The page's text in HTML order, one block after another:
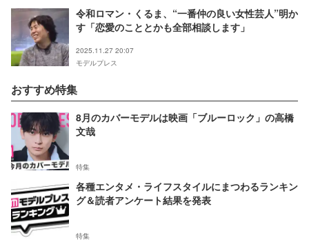
令和ロマン・くるま、“一番仲の良い女性芸人”明か
す「恋愛のこととかも全部相談します」
2025.11.27 20:07
モデルプレス
おすすめ特集
8月のカバーモデルは映画「ブルーロック」の高橋
文哉
特集
各種エンタメ・ライフスタイルにまつわるランキン
グ＆読者アンケート結果を発表
特集